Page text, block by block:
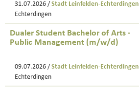
31.07.2026 / Stadt Leinfelden-Echterdingen
Echterdingen
Dualer Student Bachelor of Arts -
Public Management (m/w/d)
09.07.2026 / Stadt Leinfelden-Echterdingen
Echterdingen